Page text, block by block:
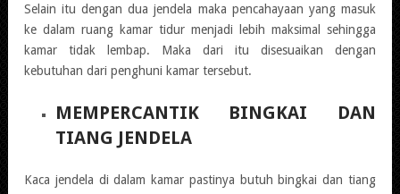
Selain itu dengan dua jendela maka pencahayaan yang masuk
ke dalam ruang kamar tidur menjadi lebih maksimal sehingga
kamar tidak lembap. Maka dari itu disesuaikan dengan
kebutuhan dari penghuni kamar tersebut.
MEMPERCANTIK BINGKAI DAN
TIANG JENDELA
Kaca jendela di dalam kamar pastinya butuh bingkai dan tiang